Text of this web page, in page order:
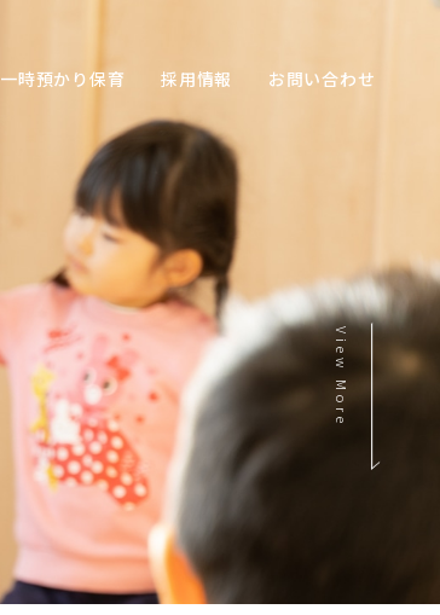
一時預かり保育 採用情報 お問い合わせ
View More